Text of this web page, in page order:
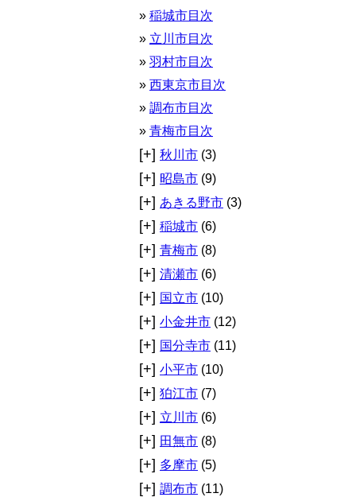
稲城市目次
立川市目次
羽村市目次
西東京市目次
調布市目次
青梅市目次
[+] 秋川市 (3)
[+] 昭島市 (9)
[+] あきる野市 (3)
[+] 稲城市 (6)
[+] 青梅市 (8)
[+] 清瀬市 (6)
[+] 国立市 (10)
[+] 小金井市 (12)
[+] 国分寺市 (11)
[+] 小平市 (10)
[+] 狛江市 (7)
[+] 立川市 (6)
[+] 田無市 (8)
[+] 多摩市 (5)
[+] 調布市 (11)